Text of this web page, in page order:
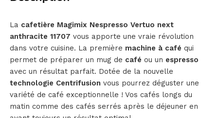
La cafetière Magimix Nespresso Vertuo next
anthracite 11707 vous apporte une vraie révolution
dans votre cuisine. La première machine à café qui
permet de préparer un mug de café ou un espresso
avec un résultat parfait. Dotée de la nouvelle
technologie Centrifusion vous pourrez déguster une
variété de café exceptionnelle ! Vos cafés longs du
matin comme des cafés serrés après le déjeuner en